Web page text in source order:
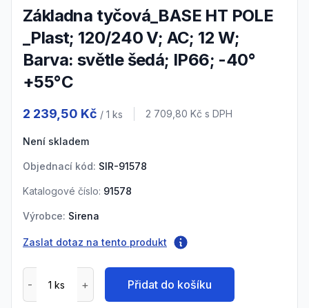
Základna tyčová_BASE HT POLE
_Plast; 120/240 V; AC; 12 W;
Barva: světle šedá; IP66; -40°
+55°C
2 239,50 Kč / 1 ks Cena s DPH
2 709,80 Kč s DPH
Není skladem
Objednací kód: SIR-91578
Katalogové číslo: 91578
Výrobce: Sirena
Zaslat dotaz na tento produkt
Přidat do košíku